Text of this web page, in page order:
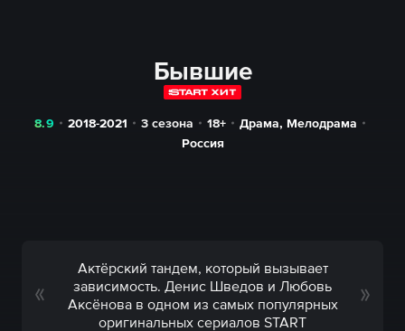
Бывшие
8.9 2018-2021 3 сезона 18+ Драма, Мелодрама
Россия
Актёрский тандем, который вызывает
зависимость. Денис Шведов и Любовь
Аксёнова в одном из самых популярных
оригинальных сериалов START